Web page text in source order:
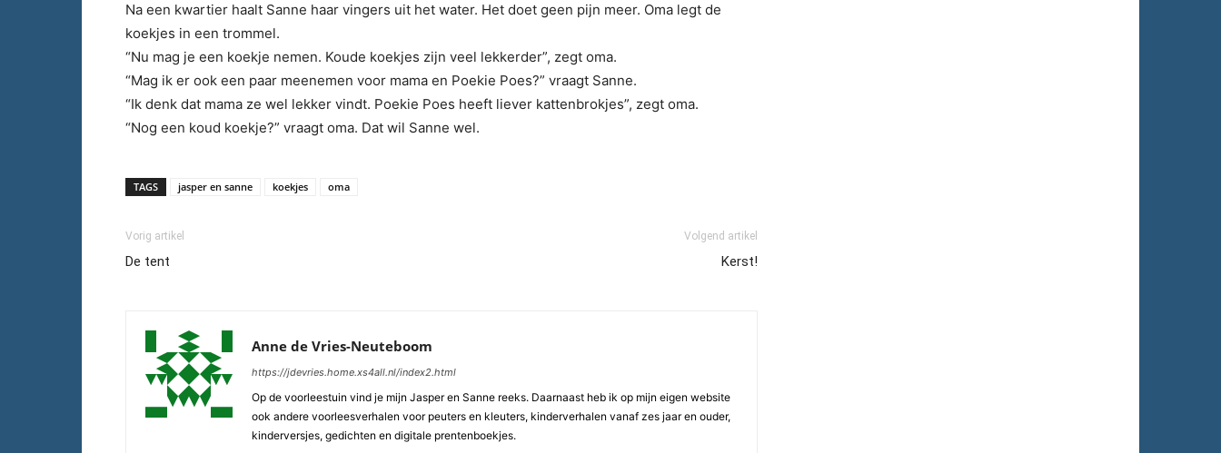
Na een kwartier haalt Sanne haar vingers uit het water. Het doet geen pijn meer. Oma legt de
koekjes in een trommel.
“Nu mag je een koekje nemen. Koude koekjes zijn veel lekkerder”, zegt oma.
“Mag ik er ook een paar meenemen voor mama en Poekie Poes?” vraagt Sanne.
“Ik denk dat mama ze wel lekker vindt. Poekie Poes heeft liever kattenbrokjes”, zegt oma.
“Nog een koud koekje?” vraagt oma. Dat wil Sanne wel.
TAGS jasper en sanne koekjes oma
Vorig artikel
De tent
Volgend artikel
Kerst!
Anne de Vries-Neuteboom
https://jdevries.home.xs4all.nl/index2.html
Op de voorleestuin vind je mijn Jasper en Sanne reeks. Daarnaast heb ik op mijn eigen website
ook andere voorleesverhalen voor peuters en kleuters, kinderverhalen vanaf zes jaar en ouder,
kinderversjes, gedichten en digitale prentenboekjes.